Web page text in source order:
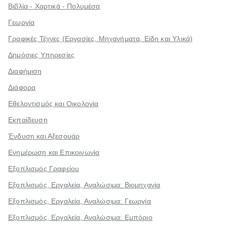
Βιβλία - Χαρτικά - Πολυμέσα
Γεωργία
Γραφικές Τέχνες (Εργασίες, Μηχανήματα, Είδη και Υλικά)
Δημόσιες Υπηρεσίες
Διαφήμιση
Διάφορα
Εθελοντισμός και Οικολογία
Εκπαίδευση
Ένδυση και Αξεσουάρ
Ενημέρωση και Επικοινωνία
Εξοπλισμός Γραφείου
Εξοπλισμός, Εργαλεία, Αναλώσιμα: Βιομηχανία
Εξοπλισμός, Εργαλεία, Αναλώσιμα: Γεωργία
Εξοπλισμός, Εργαλεία, Αναλώσιμα: Εμπόριο